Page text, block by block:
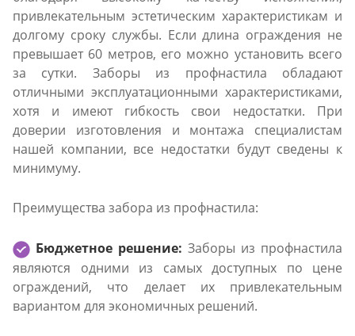
привлекательным эстетическим характеристикам и
долгому сроку службы. Если длина ограждения не
превышает 60 метров, его можно установить всего
за сутки. Заборы из профнастила обладают
отличными эксплуатационными характеристиками,
хотя и имеют гибкость свои недостатки. При
доверии изготовления и монтажа специалистам
нашей компании, все недостатки будут сведены к
минимуму.
Преимущества забора из профнастила:
Бюджетное решение: Заборы из профнастила
являются одними из самых доступных по цене
ограждений, что делает их привлекательным
вариантом для экономичных решений.